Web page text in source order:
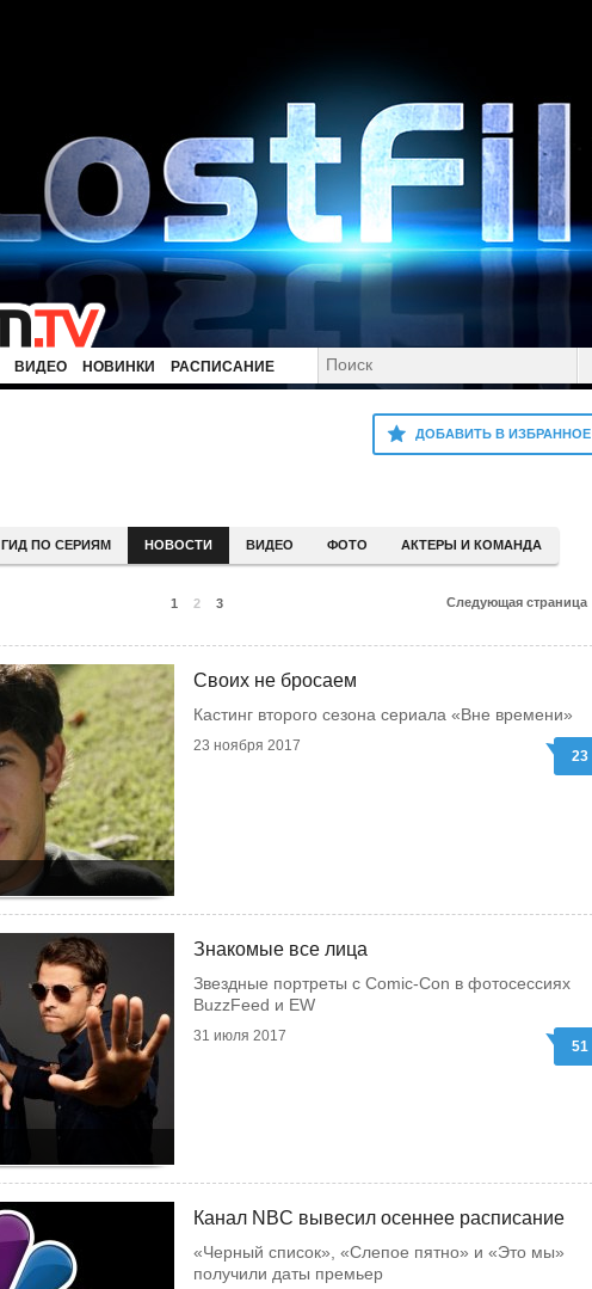
ВИДЕО НОВИНКИ РАСПИСАНИЕ
ДОБАВИТЬ В ИЗБРАННОЕ
ГИД ПО СЕРИЯМ НОВОСТИ ВИДЕО ФОТО АКТЕРЫ И КОМАНДА
1 2 3 Следующая страница
Своих не бросаем
Кастинг второго сезона сериала «Вне времени»
23 ноября 2017
23
Знакомые все лица
Звездные портреты с Comic-Con в фотосеcсиях
BuzzFeed и EW
31 июля 2017
51
Канал NBC вывесил осеннее расписание
«Черный список», «Слепое пятно» и «Это мы»
получили даты премьер